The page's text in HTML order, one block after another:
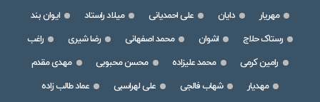
مهریار دایان علی احمدیانی میلاد راستاد
ایوان بند
رستاک حلاج
اشوان محمد اصفهانی رضا شیری
راغب
رامین کرمی
محمد علیزاده محسن محبوبی
مهدی مقدم
مهدیار
شهاب فالجی علی لهراسبی
عماد طالب زاده